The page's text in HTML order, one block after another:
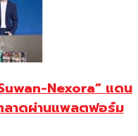
Nexora” แดน
ลาดผ่านแพลตฟอร์ม